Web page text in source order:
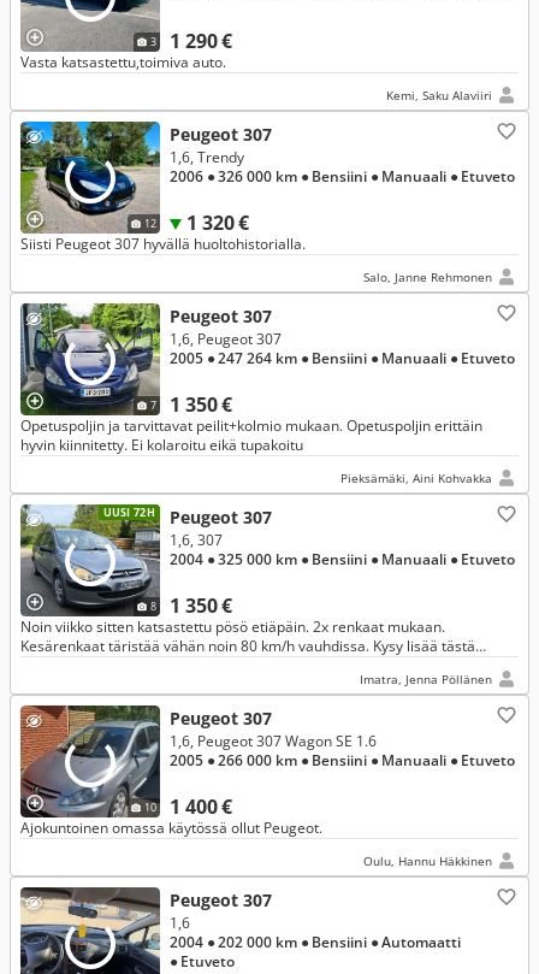
3 1 290 €
Vasta katsastettu,toimiva auto.
Kemi, Saku Alaviiri
12
Peugeot 307
1 320 €
1,6, Trendy
2006 ● 326 000 km ● Bensiini ● Manuaali ● Etuveto
Siisti Peugeot 307 hyvällä huoltohistorialla.
Salo, Janne Rehmonen
7
Peugeot 307
1 350 €
1,6, Peugeot 307
2005 ● 247 264 km ● Bensiini ● Manuaali ● Etuveto
Opetuspoljin ja tarvittavat peilit+kolmio mukaan. Opetuspoljin erittäin
hyvin kiinnitetty. Ei kolaroitu eikä tupakoitu
Pieksämäki, Aini Kohvakka
UUSI 72H
8
Peugeot 307
1 350 €
1,6, 307
2004 ● 325 000 km ● Bensiini ● Manuaali ● Etuveto
Noin viikko sitten katsastettu pösö etiäpäin. 2x renkaat mukaan.
Kesärenkaat täristää vähän noin 80 km/h vauhdissa. Kysy lisää tästä
Imatra, Jenna Pöllänen
10
Peugeot 307
1 400 €
1,6, Peugeot 307 Wagon SE 1.6
2005 ● 266 000 km ● Bensiini ● Manuaali ● Etuveto
Ajokuntoinen omassa käytössä ollut Peugeot.
Oulu, Hannu Häkkinen
Peugeot 307
1,6
2004 ● 202 000 km ● Bensiini ● Automaatti
● Etuveto